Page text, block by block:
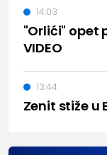
"Orlići" opet
VIDEO
14:03
Zenit stiže u
13:44